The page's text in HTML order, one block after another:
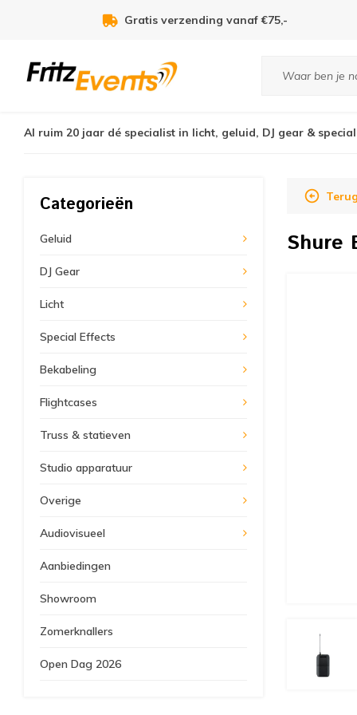
Voor 21:00u besteld, zelfde dag verzonden!
Al ruim 20 jaar dé specialist in licht, geluid, DJ gear &
Categorieën
Geluid
DJ Gear
Licht
Special Effects
Bekabeling
Flightcases
Truss & statieven
Studio apparatuur
Overige
Audiovisueel
Aanbiedingen
Showroom
Zomerknallers
Open Dag 2026
Shure